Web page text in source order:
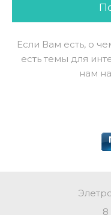
Если Вам есть, о
есть темы для
нам
8